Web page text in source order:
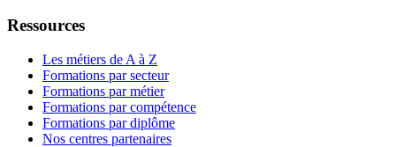
Ressources
Les métiers de A à Z
Formations par secteur
Formations par métier
Formations par compétence
Formations par diplôme
Nos centres partenaires